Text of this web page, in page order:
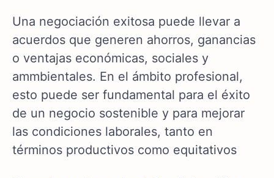
Una negociación exitosa puede llevar a
acuerdos que generen ahorros, ganancias
o ventajas económicas, sociales y
ammbientales. En el ámbito profesional,
esto puede ser fundamental para el éxito
de un negocio sostenible y para mejorar
las condiciones laborales, tanto en
términos productivos como equitativos